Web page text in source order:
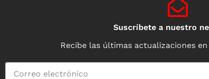
Suscríbete a nuestro
Recibe las últimas actualizaciones